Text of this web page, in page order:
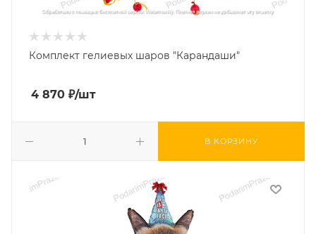
Комплект гелиевых шаров "Карандаши"
4 870 ₽/шт
В КОРЗИНУ